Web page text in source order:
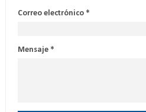
Correo electrónico *
Mensaje *